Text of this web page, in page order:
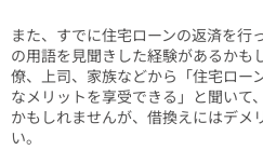
また、すでに住宅ローンの返済を行
の用語を見聞きした経験があるかも
僚、上司、家族などから「住宅ロー
なメリットを享受できる」と聞いて
かもしれませんが、借換えにはデメ
い。